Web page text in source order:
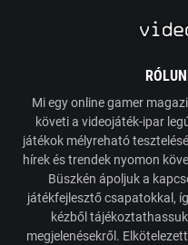
Mi egy online gamer
követi a videojáték-ipar
játékok mélyreható
hírek és trendek nyomon
Büszkén ápoljuk a
játékfejlesztő csapatokkal,
kézből
megjelenésekről.